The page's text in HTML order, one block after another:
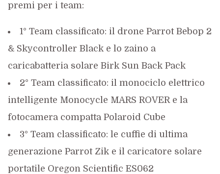
premi per i team:
1° Team classificato: il drone Parrot Bebop 2
& Skycontroller Black e lo zaino a
caricabatteria solare Birk Sun Back Pack
2° Team classificato: il monociclo elettrico
intelligente Monocycle MARS ROVER e la
fotocamera compatta Polaroid Cube
3° Team classificato: le cuffie di ultima
generazione Parrot Zik e il caricatore solare
portatile Oregon Scientific ES062